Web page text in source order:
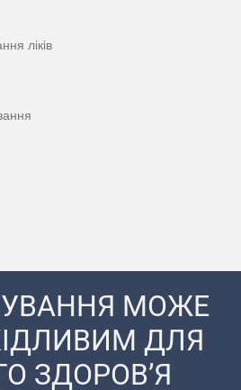
ліків
МОЖЕ
ДЛЯ
ЗДОРОВ’Я